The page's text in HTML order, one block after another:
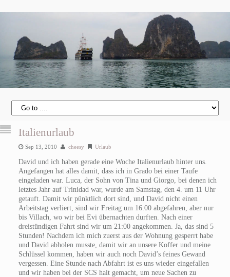
Italienurlaub
Sep 13, 2010 cheesy Urlaub
David und ich haben gerade eine Woche Italienurlaub hinter uns.
Angefangen hat alles damit, dass ich in Grado bei einer Taufe
eingeladen war. Luca, der Sohn von Tina und Giorgo, bei denen ich
letztes Jahr auf Trinidad war, wurde am Samstag, den 4. um 11 Uhr
getauft. Damit wir pünktlich dort sind, und David nicht einen
Arbeitstag verliert, sind wir Freitag um 16:00 abgefahren, aber nur
bis Villach, wo wir bei Evi übernachten durften. Nach einer
dreistündigen Fahrt sind wir um 21:00 angekommen. Ja, das sind 5
Stunden! Nachdem ich mich zuerst aus der Wohnung gesperrt habe
und David abholen musste, damit wir an unsere Koffer und meine
Schlüssel kommen, haben wir auch noch David’s feines Gewand
vergessen. Eine Stunde nach Abfahrt ist es uns wieder eingefallen
und wir haben bei der SCS halt gemacht, um neue Sachen zu